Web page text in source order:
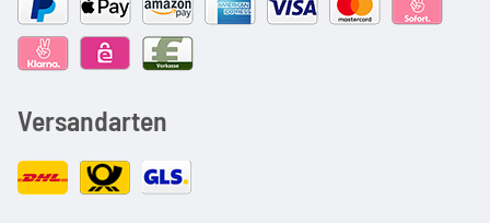
Versandarten